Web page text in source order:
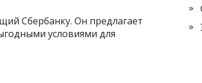
Сбербанку. Он предлагает
условиями для